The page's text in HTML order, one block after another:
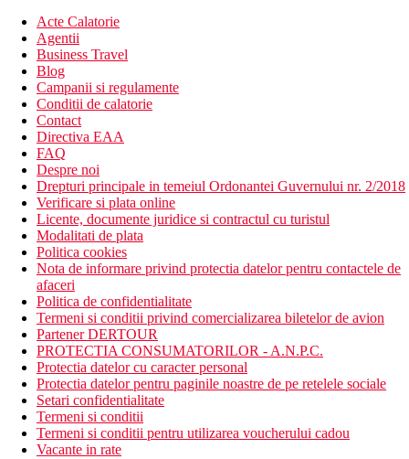
Acte Calatorie
Agentii
Business Travel
Blog
Campanii si regulamente
Conditii de calatorie
Contact
Directiva EAA
FAQ
Despre noi
Drepturi principale in temeiul Ordonantei Guvernului nr. 2/2018
Verificare si plata online
Licente, documente juridice si contractul cu turistul
Modalitati de plata
Politica cookies
Nota de informare privind protectia datelor pentru contactele de
afaceri
Politica de confidentialitate
Termeni si conditii privind comercializarea biletelor de avion
Partener DERTOUR
PROTECTIA CONSUMATORILOR - A.N.P.C.
Protectia datelor cu caracter personal
Protectia datelor pentru paginile noastre de pe retelele sociale
Setari confidentialitate
Termeni si conditii
Termeni si conditii pentru utilizarea voucherului cadou
Vacante in rate